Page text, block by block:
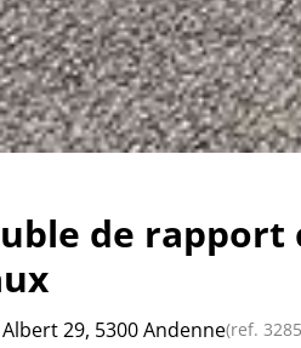
de
29, 5300 Andenne(ref. 3285